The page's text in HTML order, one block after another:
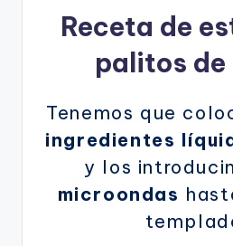
Receta de
palitos de
Tenemos que
ingredientes
y los
microondas